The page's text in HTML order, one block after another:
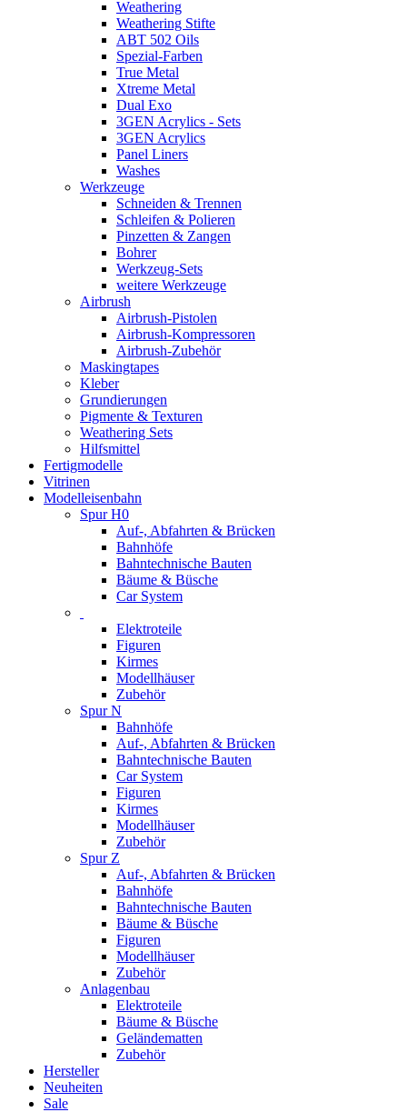
Weathering
Weathering Stifte
ABT 502 Oils
Spezial-Farben
True Metal
Xtreme Metal
Dual Exo
3GEN Acrylics - Sets
3GEN Acrylics
Panel Liners
Washes
Werkzeuge
Schneiden & Trennen
Schleifen & Polieren
Pinzetten & Zangen
Bohrer
Werkzeug-Sets
weitere Werkzeuge
Airbrush
Airbrush-Pistolen
Airbrush-Kompressoren
Airbrush-Zubehör
Maskingtapes
Kleber
Grundierungen
Pigmente & Texturen
Weathering Sets
Hilfsmittel
Fertigmodelle
Vitrinen
Modelleisenbahn
Spur H0
Auf-, Abfahrten & Brücken
Bahnhöfe
Bahntechnische Bauten
Bäume & Büsche
Car System
Elektroteile
Figuren
Kirmes
Modellhäuser
Zubehör
Spur N
Bahnhöfe
Auf-, Abfahrten & Brücken
Bahntechnische Bauten
Car System
Figuren
Kirmes
Modellhäuser
Zubehör
Spur Z
Auf-, Abfahrten & Brücken
Bahnhöfe
Bahntechnische Bauten
Bäume & Büsche
Figuren
Modellhäuser
Zubehör
Anlagenbau
Elektroteile
Bäume & Büsche
Geländematten
Zubehör
Hersteller
Neuheiten
Sale